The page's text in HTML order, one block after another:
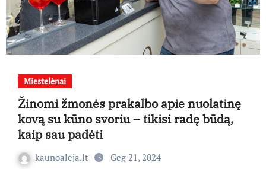
Miestelėnai
Žinomi žmonės prakalbo apie nuolatinę
kovą su kūno svoriu – tikisi radę būdą,
kaip sau padėti
kaunoaleja.lt Geg 21, 2024